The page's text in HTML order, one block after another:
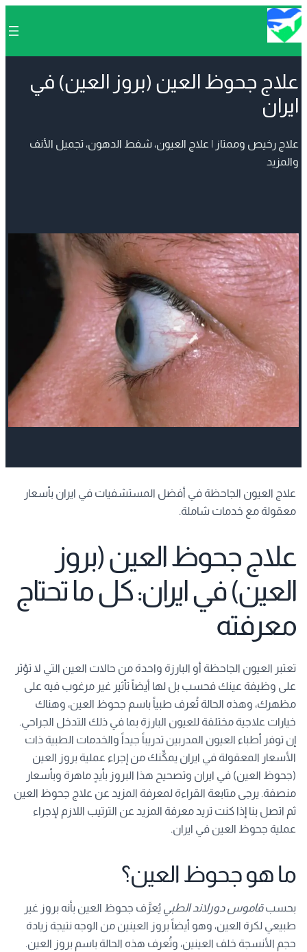
علاج جحوظ العين (بروز العين) في
ايران
علاج رخيص وممتاز | علاج العيون، شفط الدهون، تجميل الأنف
والمزيد
علاج العيون الجاحظة في أفضل المستشفيات في ايران بأسعار
معقولة مع خدمات شاملة.
علاج جحوظ العين (بروز
العين) في ايران: كل ما تحتاج
معرفته
تعتبر العيون الجاحظة أو البارزة واحدة من حالات العين التي لا تؤثر
على وظيفة عينك فحسب بل لها أيضاً تأثير غير مرغوب فيه على
مظهرك، وهذه الحالة تُعرف طبياً باسم جحوظ العين، وهناك
خيارات علاجية مختلفة للعيون البارزة بما في ذلك التدخل الجراحي.
إن توفر أطباء العيون المدربين تدريباً جيداً والخدمات الطبية ذات
الأسعار المعقولة في ايران يمكِّنك من إجراء عملية بروز العين
(جحوظ العين) في ايران وتصحيح هذا البروز بأيدٍ ماهرة وبأسعار
منصفة. يرجى متابعة القراءة لمعرفة المزيد عن علاج جحوظ العين
ثم اتصل بنا إذا كنت تريد معرفة المزيد عن الترتيب اللازم لإجراء
عملية جحوظ العين في ايران.
ما هو جحوظ العين؟
بحسبقاموس دورلاند الطبي يُعرَّف جحوظ العين بأنه بروز غير
طبيعي لكرة العين، وهو أيضاً بروز العينين من الوجه نتيجة زيادة
حجم الأنسجة خلف العينين، وتُعرف هذه الحالة باسم بروز العين.